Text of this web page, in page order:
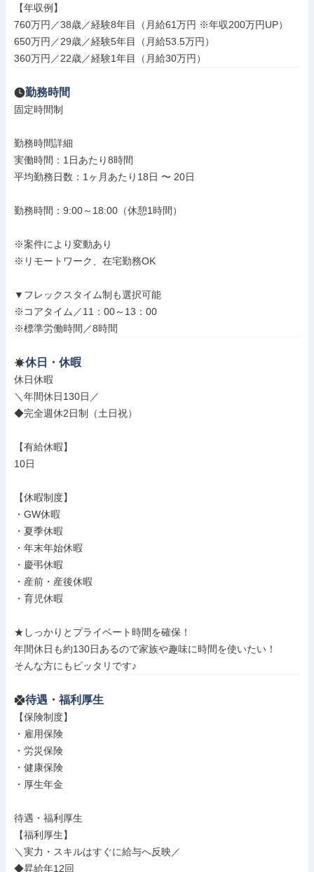
【年収例】
760万円／38歳／経験8年目（月給61万円 ※年収200万円UP）
650万円／29歳／経験5年目（月給53.5万円）
360万円／22歳／経験1年目（月給30万円）
勤務時間
固定時間制
勤務時間詳細
実働時間：1日あたり8時間
平均勤務日数：1ヶ月あたり18日 〜 20日
勤務時間：9:00～18:00（休憩1時間）
※案件により変動あり
※リモートワーク、在宅勤務OK
▼フレックスタイム制も選択可能
※コアタイム／11：00～13：00
※標準労働時間／8時間
休日・休暇
休日休暇
＼年間休日130日／
◆完全週休2日制（土日祝）
【有給休暇】
10日
【休暇制度】
・GW休暇
・夏季休暇
・年末年始休暇
・慶弔休暇
・産前・産後休暇
・育児休暇
★しっかりとプライベート時間を確保！
年間休日も約130日あるので家族や趣味に時間を使いたい！
そんな方にもピッタリです♪
待遇・福利厚生
【保険制度】
・雇用保険
・労災保険
・健康保険
・厚生年金
待遇・福利厚生
【福利厚生】
＼実力・スキルはすぐに給与へ反映／
◆昇給年12回